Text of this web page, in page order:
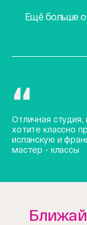
Ещё больше
Отличная студия,
хотите классно
испанскую и
мастер - классы